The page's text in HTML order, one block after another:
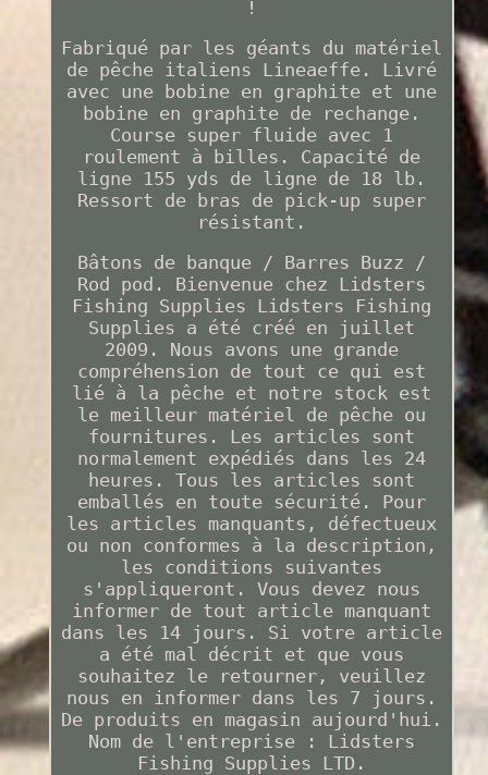
!
Fabriqué par les géants du matériel
de pêche italiens Lineaeffe. Livré
avec une bobine en graphite et une
bobine en graphite de rechange.
Course super fluide avec 1
roulement à billes. Capacité de
ligne 155 yds de ligne de 18 lb.
Ressort de bras de pick-up super
résistant.
Bâtons de banque / Barres Buzz /
Rod pod. Bienvenue chez Lidsters
Fishing Supplies Lidsters Fishing
Supplies a été créé en juillet
2009. Nous avons une grande
compréhension de tout ce qui est
lié à la pêche et notre stock est
le meilleur matériel de pêche ou
fournitures. Les articles sont
normalement expédiés dans les 24
heures. Tous les articles sont
emballés en toute sécurité. Pour
les articles manquants, défectueux
ou non conformes à la description,
les conditions suivantes
s'appliqueront. Vous devez nous
informer de tout article manquant
dans les 14 jours. Si votre article
a été mal décrit et que vous
souhaitez le retourner, veuillez
nous en informer dans les 7 jours.
De produits en magasin aujourd'hui.
Nom de l'entreprise : Lidsters
Fishing Supplies LTD.